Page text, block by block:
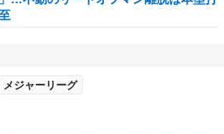
メジャーリーグ